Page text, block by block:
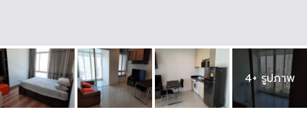
4+ รูปภาพ